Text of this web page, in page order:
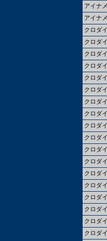
アイナメ
アイナメ
クロダイ
クロダイ
クロダイ
クロダイ
クロダイ
クロダイ
クロダイ
クロダイ
クロダイ
クロダイ
クロダイ
クロダイ
クロダイ
クロダイ
クロダイ
クロダイ
クロダイ
クロダイ